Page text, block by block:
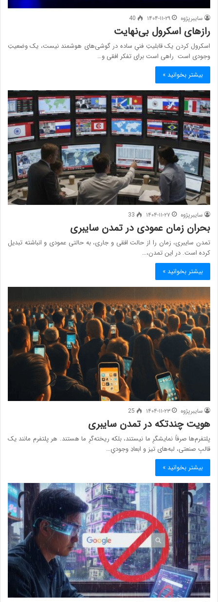
سایبرپژوه ۱۴۰۴-۱۱-۲۹ 40
رازهای اسکرول بی‌‌نهایت
اسکرول کردن یک قابلیتِ فنیِ ساده در گوشی‌های هوشمند نیست، یک وضعیتِ
وجودی است راهی است برای تفکر افقی و…
بیشتر بخوانید »
سایبرپژوه ۱۴۰۴-۱۱-۲۷ 33
بحران زمان عمودی در تمدن سایبری
تمدن سایبری، زمان را از حالت افقی و جاری، به حالتی عمودی و انباشته تبدیل
کرده است. در این تمدن،…
بیشتر بخوانید »
سایبرپژوه ۱۴۰۴-۱۱-۲۳ 25
هویت چندتکه در تمدن سایبری
پلتفرم‌ها صرفاً نمایشگرِ ما نیستند، بلکه ریخته‌گرِ ما هستند. هر پلتفرم مانند یک
قالبِ صنعتی، لبه‌های تیز و ابعادِ وجودیِ…
بیشتر بخوانید »